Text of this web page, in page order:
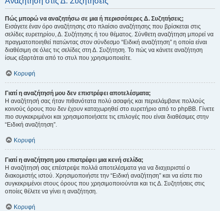
Πώς μπορώ να αναζητήσω σε μια ή περισσότερες Δ. Συζητήσεις;
Εισάγετε έναν όρο αναζήτησης στο πλαίσιο αναζήτησης που βρίσκεται στις
σελίδες ευρετηρίου, Δ. Συζήτησης ή του θέματος. Σύνθετη αναζήτηση μπορεί να
πραγματοποιηθεί πατώντας στον σύνδεσμο “Ειδική αναζήτηση” η οποία είναι
διαθέσιμη σε όλες τις σελίδες στη Δ. Συζήτηση. Το πώς να κάνετε αναζήτηση
ίσως εξαρτάται από το στυλ που χρησιμοποιείτε.
Κορυφή
Γιατί η αναζήτησή μου δεν επιστρέφει αποτελέσματα;
Η αναζήτησή σας ήταν πιθανότατα πολύ ασαφής και περιελάμβανε πολλούς
κοινούς όρους που δεν έχουν καταχωρηθεί στο ευρετήριο από το phpBB. Γίνετε
πιο συγκεκριμένοι και χρησιμοποιήσετε τις επιλογές που είναι διαθέσιμες στην
“Ειδική αναζήτηση”.
Κορυφή
Γιατί η αναζήτηση μου επιστρέφει μια κενή σελίδα;
Η αναζήτησή σας επέστρεψε πολλά αποτελέσματα για να διαχειριστεί ο
διακομιστής ιστού. Χρησιμοποιήστε την “Ειδική αναζήτηση” και να είστε πιο
συγκεκριμένοι στους όρους που χρησιμοποιούνται και τις Δ. Συζητήσεις στις
οποίες θέλετε να γίνει η αναζήτηση.
Κορυφή